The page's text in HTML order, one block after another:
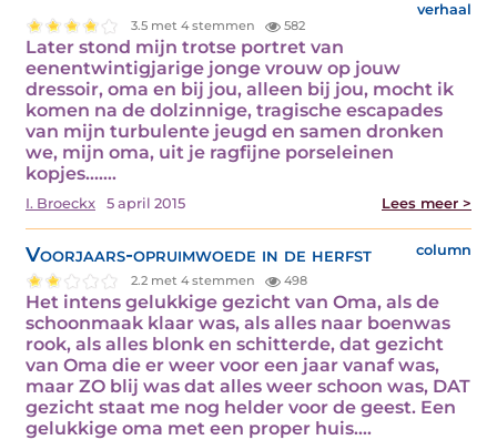
verhaal
3.5 met 4 stemmen 582
Later stond mijn trotse portret van
eenentwintigjarige jonge vrouw op jouw
dressoir, oma en bij jou, alleen bij jou, mocht ik
komen na de dolzinnige, tragische escapades
van mijn turbulente jeugd en samen dronken
we, mijn oma, uit je ragfijne porseleinen
kopjes....…
I. Broeckx 5 april 2015 Lees meer >
Voorjaars-opruimwoede in de herfst column
2.2 met 4 stemmen 498
Het intens gelukkige gezicht van Oma, als de
schoonmaak klaar was, als alles naar boenwas
rook, als alles blonk en schitterde, dat gezicht
van Oma die er weer voor een jaar vanaf was,
maar ZO blij was dat alles weer schoon was, DAT
gezicht staat me nog helder voor de geest. Een
gelukkige oma met een proper huis.…